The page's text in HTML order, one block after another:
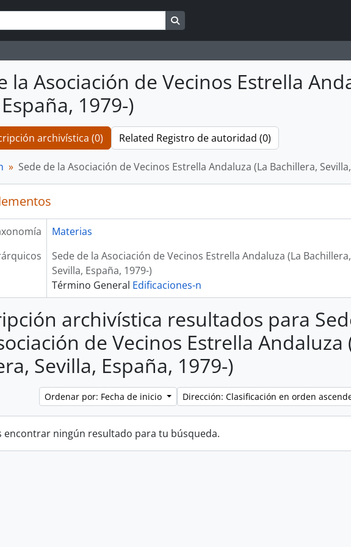
la Asociación de Vecinos Estrella
1979-)
archivística (0) Related Registro de autoridad (0)
Sede de la Asociación de Vecinos Estrella Andaluza (La Bachillera,
Materias
Sede de la Asociación de Vecinos Estrella Andaluza (La Bachillera,
Sevilla, España, 1979-)
Término General Edificaciones-n
archivística resultados para
de Vecinos Estrella Andaluza
Sevilla, España, 1979-)
Ordenar por: Fecha de inicio Dirección: Clasificación en orden
encontrar ningún resultado para tu búsqueda.